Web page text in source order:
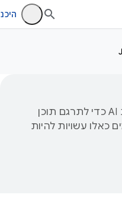
היכנס
‫Google משתמשת בטכנולוגיית AI כדי לתרגם תוכן
עשויות להיות